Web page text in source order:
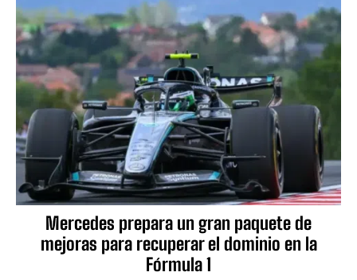
Mercedes prepara un gran paquete de
mejoras para recuperar el dominio en la
Fórmula 1